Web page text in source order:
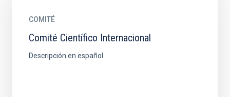
COMITÉ
Comité Científico Internacional
Descripción en español